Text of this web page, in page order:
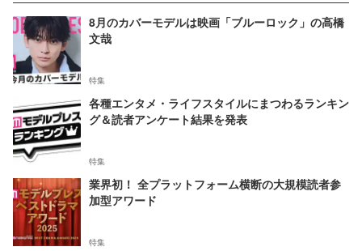
8月のカバーモデルは映画「ブルーロック」の高橋
文哉
特集
各種エンタメ・ライフスタイルにまつわるランキン
グ＆読者アンケート結果を発表
特集
業界初！ 全プラットフォーム横断の大規模読者参
加型アワード
特集